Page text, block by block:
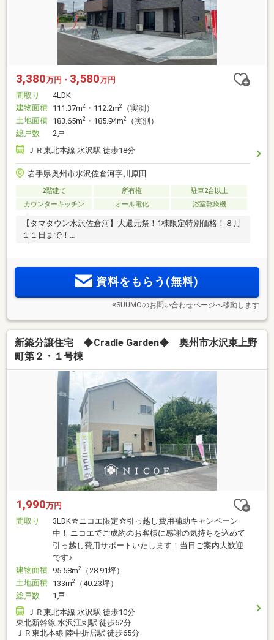
3,380万円・ 3,580万円
間取り
4LDK
建物面積 111.37m2 ・112.2m2
（実測）
土地面積 183.65m2 ・185.94m2
（実測）
総戸数
2戸
ＪＲ東北本線 水沢駅 徒歩18分
岩手県奥州市水沢佐倉河字川原田
2階建て 所有権
駐車2台以上
カウンターキッチン
オール電化 浴室乾燥機
【タマタウン水沢佐倉河】大還元祭！1棟限定特別価格！８月
１１日まで！
耐震
資料をもらう(無料)
※SUUMOのお問い合わせページへ移動します
新築分譲住宅 ◆Cradle Garden◆ 奥州市水沢東上野
町第２・１号棟
1,990万円
間取り
3LDK☆ニコエ限定☆引っ越し費用補助キャンペーン
中！ ニコエでご成約のお客様に感謝の気持ちを込めて
引っ越し費用サポートいたします！当日ご案内大歓迎
です♪
建物面積 95.58m2
（28.91坪）
土地面積 133m2
（40.23坪）
総戸数
1戸
ＪＲ東北本線 水沢駅 徒歩10分
東北新幹線 水沢江刺駅 徒歩62分
ＪＲ東北本線 陸中折居駅 徒歩65分